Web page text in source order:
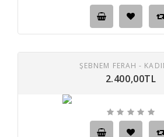
ŞEBNEM FERAH -
2.400,00TL